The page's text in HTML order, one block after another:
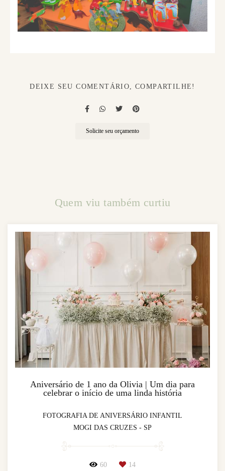
DEIXE SEU COMENTÁRIO, COMPARTILHE!
Solicite seu orçamento
Quem viu também curtiu
Aniversário de 1 ano da Olivia | Um dia para
celebrar o início de uma linda história
FOTOGRAFIA DE ANIVERSÁRIO INFANTIL
MOGI DAS CRUZES - SP
60 14